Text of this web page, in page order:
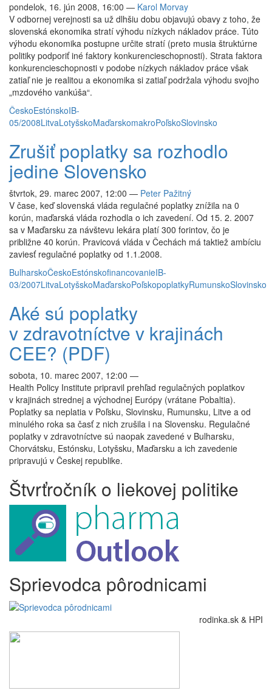
pondelok, 16. jún 2008, 16:00 — Karol Morvay
V odbornej verejnosti sa už dlhšiu dobu objavujú obavy z toho, že
slovenská ekonomika stratí výhodu nízkych nákladov práce. Túto
výhodu ekonomika postupne určite stratí (preto musia štruktúrne
politiky podporiť iné faktory konkurencieschopnosti). Strata faktora
konkurencieschopnosti v podobe nízkych nákladov práce však
zatiaľ nie je realitou a ekonomika si zatiaľ podržala výhodu svojho
„mzdového vankúša“.
ČeskoEstónskoIB-
05/2008LitvaLotyšskoMaďarskomakroPoľskoSlovinsko
Zrušiť poplatky sa rozhodlo
jedine Slovensko
štvrtok, 29. marec 2007, 12:00 — Peter Pažitný
V čase, keď slovenská vláda regulačné poplatky znížila na 0
korún, maďarská vláda rozhodla o ich zavedení. Od 15. 2. 2007
sa v Maďarsku za návštevu lekára platí 300 forintov, čo je
približne 40 korún. Pravicová vláda v Čechách má taktiež ambíciu
zaviesť regulačné poplatky od 1.1.2008.
BulharskoČeskoEstónskofinancovanieIB-
03/2007LitvaLotyšskoMaďarskoPoľskopoplatkyRumunskoSlovinsko
Aké sú poplatky
v zdravotníctve v krajinách
CEE? (PDF)
sobota, 10. marec 2007, 12:00 —
Health Policy Institute pripravil prehľad regulačných poplatkov
v krajinách strednej a východnej Európy (vrátane Pobaltia).
Poplatky sa neplatia v Poľsku, Slovinsku, Rumunsku, Litve a od
minulého roka sa časť z nich zrušila i na Slovensku. Regulačné
poplatky v zdravotníctve sú naopak zavedené v Bulharsku,
Chorvátsku, Estónsku, Lotyšsku, Maďarsku a ich zavedenie
pripravujú v Českej republike.
Štvrťročník o liekovej politike
Sprievodca pôrodnicami
rodinka.sk & HPI